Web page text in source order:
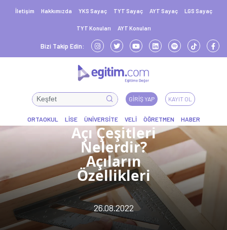
İletişim Hakkımızda YKS Sayaç TYT Sayaç AYT Sayaç LGS Sayaç
TYT Konuları AYT Konuları
Bizi Takip Edin:
GIRIŞ YAP KAYIT OL
Açı Çeşitleri
Nelerdir?
Açıların
Özellikleri
26.08.2022